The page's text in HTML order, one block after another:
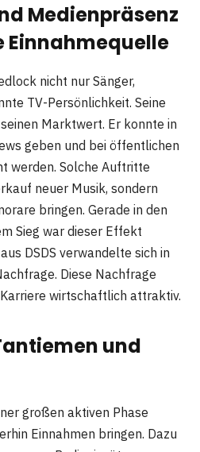
Medienpräsenz
Einnahmequelle
nicht nur Sänger,
TV-Persönlichkeit. Seine
Marktwert. Er konnte in
geben und bei öffentlichen
werden. Solche Auftritte
neuer Musik, sondern
bringen. Gerade in den
Sieg war dieser Effekt
DSDS verwandelte sich in
Diese Nachfrage
wirtschaftlich attraktiv.
und
großen aktiven Phase
Einnahmen bringen. Dazu